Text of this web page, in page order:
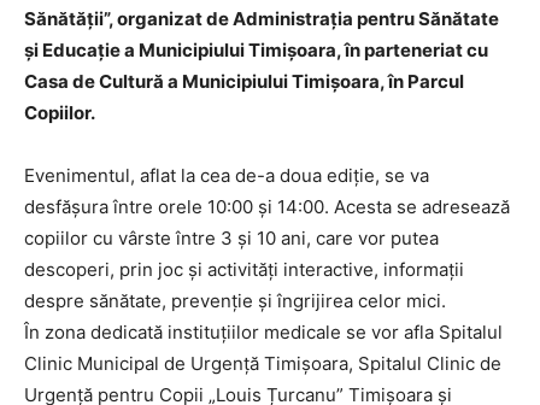
Sănătății”, organizat de Administrația pentru Sănătate
și Educație a Municipiului Timișoara, în parteneriat cu
Casa de Cultură a Municipiului Timișoara, în Parcul
Copiilor.
Evenimentul, aflat la cea de-a doua ediție, se va
desfășura între orele 10:00 și 14:00. Acesta se adresează
copiilor cu vârste între 3 și 10 ani, care vor putea
descoperi, prin joc și activități interactive, informații
despre sănătate, prevenție și îngrijirea celor mici.
În zona dedicată instituțiilor medicale se vor afla Spitalul
Clinic Municipal de Urgență Timișoara, Spitalul Clinic de
Urgență pentru Copii „Louis Țurcanu” Timișoara și